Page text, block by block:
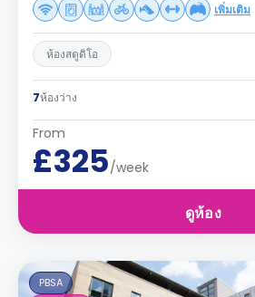
เพิ่มเติม
ห้องสตูดิโอ
7ห้องว่าง
From
£325/week
ดูห้อง
PBSA